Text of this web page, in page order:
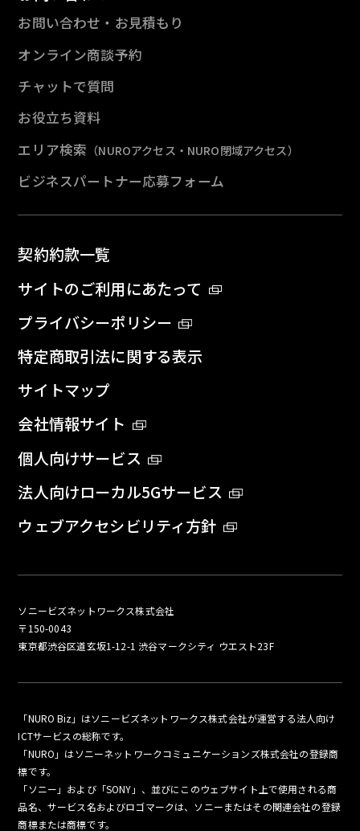
お問い合わせ・お見積もり
オンライン商談予約
チャットで質問
お役立ち資料
エリア検索 （NUROアクセス・NURO閉域アクセス）
ビジネスパートナー応募フォーム
契約約款一覧
サイトのご利用にあたって
プライバシーポリシー
特定商取引法に関する表示
サイトマップ
会社情報サイト
個人向けサービス
法人向けローカル5Gサービス
ウェブアクセシビリティ方針
ソニービズネットワークス株式会社
〒150-0043
東京都渋谷区道玄坂1-12-1 渋谷マークシティ ウエスト23F
「NURO Biz」はソニービズネットワークス株式会社が運営する法人向け
ICTサービスの総称です。
「NURO」はソニーネットワークコミュニケーションズ株式会社の登録商
標です。
「ソニー」および「SONY」、並びにこのウェブサイト上で使用される商
品名、サービス名およびロゴマークは、ソニーまたはその関連会社の登録
商標または商標です。